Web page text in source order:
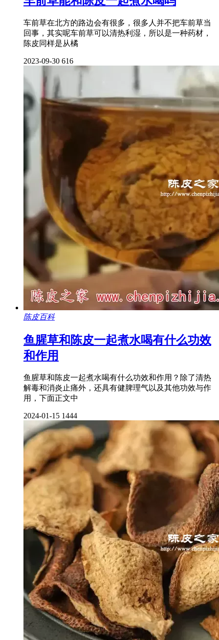
车前草在北方的路边会有很多，很多人并不把车前草当
回事，其实呢车前草可以清热利湿，所以是一种药材，
陈皮同样是从橘
2023-09-30 616
陈皮百科
鱼腥草和陈皮一起煮水喝有什么功效
和作用
鱼腥草和陈皮一起煮水喝有什么功效和作用？除了清热
解毒和消炎止痛外，还具有健脾理气以及其他功效与作
用，下面正文中
2024-01-15 1444